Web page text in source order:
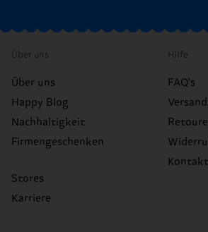
Über uns
Über uns
Happy Blog
Nachhaltigkeit
Firmengeschenken
Stores
Karriere
Hilfe
FAQ's
Kontakt